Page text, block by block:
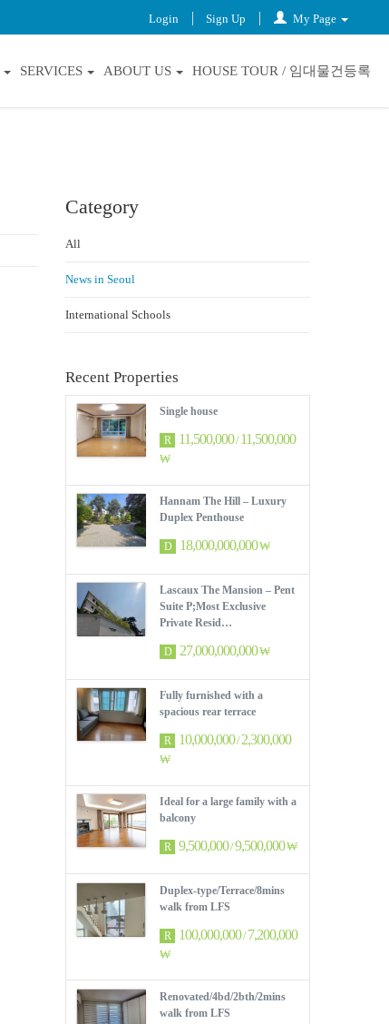
Login Sign Up My Page
SERVICES ABOUT US HOUSE TOUR / 임대물건등록
Category
All
News in Seoul
International Schools
Recent Properties
Single house
R 11,500,000/11,500,000
₩
Hannam The Hill – Luxury
Duplex Penthouse
D 18,000,000,000₩
Lascaux The Mansion – Pent
Suite P;Most Exclusive
Private Resid…
D 27,000,000,000₩
Fully furnished with a
spacious rear terrace
R 10,000,000/2,300,000
₩
Ideal for a large family with a
balcony
R 9,500,000/9,500,000₩
Duplex-type/Terrace/8mins
walk from LFS
R 100,000,000/7,200,000
₩
Renovated/4bd/2bth/2mins
walk from LFS